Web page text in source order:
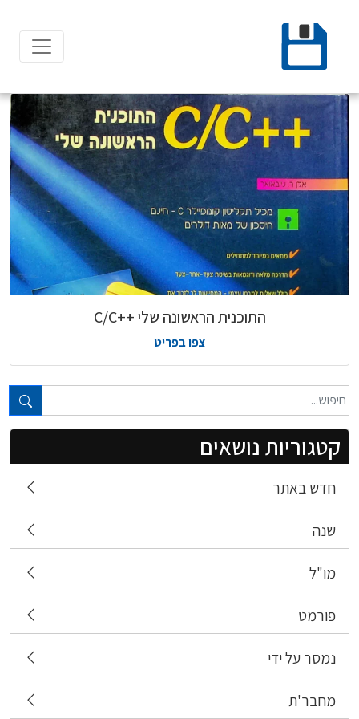
content
טקסט חופשי...
קטגוריות נושאים
חדש באתר
שנה
מו"ל
פורמט
נמסר על ידי
מחבר'ת
התוכנית הראשונה שלי ++C/C
צפו בפריט